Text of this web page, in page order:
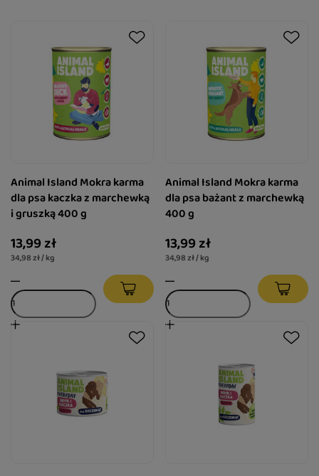
Animal Island Mokra karma
dla psa kaczka z marchewką
i gruszką 400 g
13,99 zł
34,98 zł / kg
Animal Island Mokra karma
dla psa bażant z marchewką
400 g
13,99 zł
34,98 zł / kg